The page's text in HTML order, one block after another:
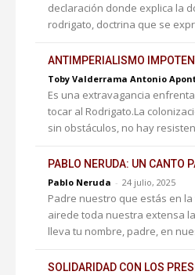
declaración donde explica la
rodrigato, doctrina que se
ANTIMPERIALISMO
Toby Valderrama Antonio
Es una extravagancia
tocar al Rodrigato.La
sin obstáculos, no hay
PABLO NERUDA: UN CANTO
Pablo Neruda - 24 julio, 2025
Padre nuestro que estás en
airede toda nuestra extensa
lleva tu nombre, padre, en
SOLIDARIDAD CON LOS